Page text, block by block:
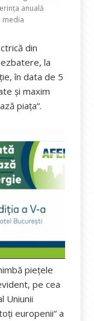
anuală
media
din
la
în data de 5
și maxim
piața“.
piețele
pe cea
Uniunii
europenii“ a